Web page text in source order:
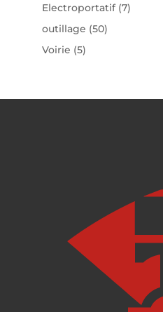
Electroportatif (7)
outillage (50)
Voirie (5)